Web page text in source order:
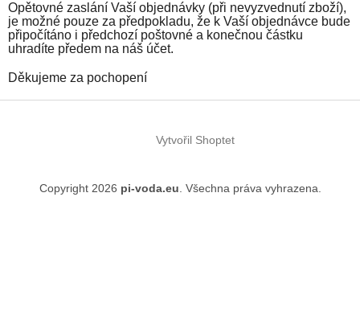
Opětovné zaslání Vaší objednávky (při nevyzvednutí zboží),
je možné pouze za předpokladu, že k Vaší objednávce bude
připočítáno i předchozí poštovné a konečnou částku
uhradíte předem na náš účet.
Děkujeme za pochopení
Vytvořil Shoptet
Copyright 2026 pi-voda.eu . Všechna práva vyhrazena.